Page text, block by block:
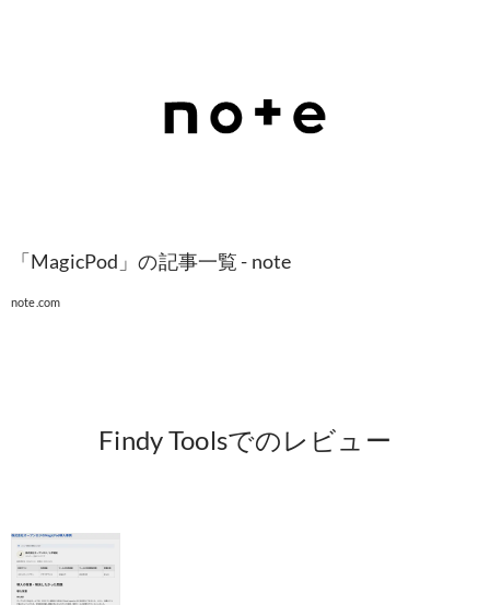
「MagicPod」の記事一覧 - note
note.com
Findy Toolsでのレビュー